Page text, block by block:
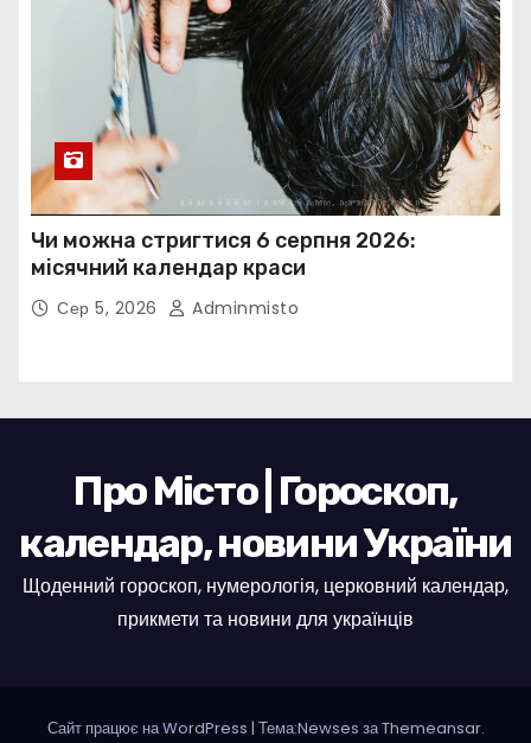
Чи можна стригтися 6 серпня 2026:
місячний календар краси
Сер 5, 2026 Adminmisto
Про Місто | Гороскоп,
календар, новини України
Щоденний гороскоп, нумерологія, церковний календар,
прикмети та новини для українців
Сайт працює на WordPress | Тема:Newses заThemeansar.